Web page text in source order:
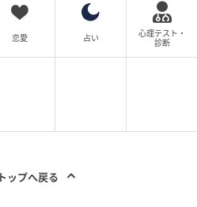
とおちょこの熱かんセット
さん。それを瞬時に見抜い
できますよ」と声をかけてく
の中で熱かんを飲むのは初
恋愛 占い
心理テスト・
診断
ップへ戻る